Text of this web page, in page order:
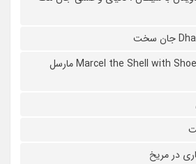
دانلود فیلم Marcel the Shell with Shoes On 2021 مارسل
در مریخ